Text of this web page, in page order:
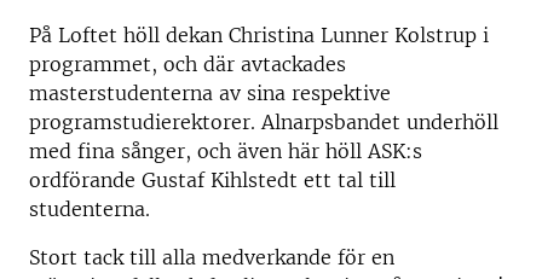
På Loftet höll dekan Christina Lunner Kolstrup i
programmet, och där avtackades
masterstudenterna av sina respektive
programstudierektorer. Alnarpsbandet underhöll
med fina sånger, och även här höll ASK:s
ordförande Gustaf Kihlstedt ett tal till
studenterna.
Stort tack till alla medverkande för en